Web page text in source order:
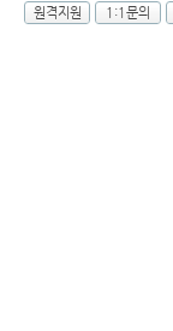
원격지원 1:1문의